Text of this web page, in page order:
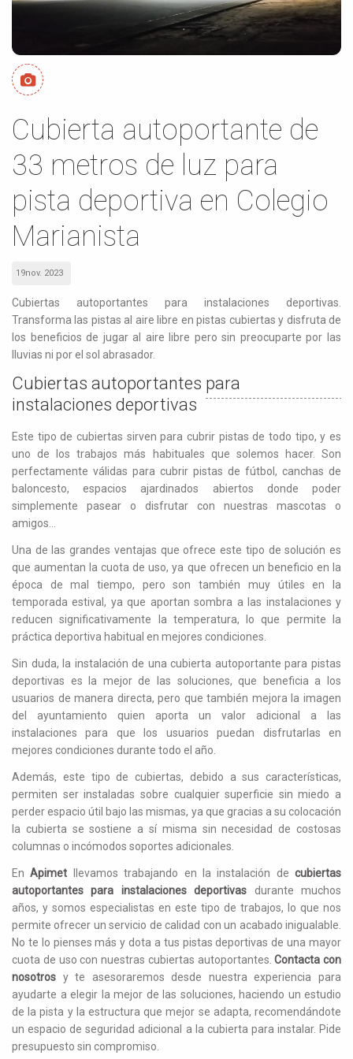
Cubierta autoportante de
33 metros de luz para
pista deportiva en Colegio
Marianista
19nov. 2023
Cubiertas autoportantes para instalaciones deportivas.
Transforma las pistas al aire libre en pistas cubiertas y disfruta de
los beneficios de jugar al aire libre pero sin preocuparte por las
lluvias ni por el sol abrasador.
Cubiertas autoportantes para
instalaciones deportivas
Este tipo de cubiertas sirven para cubrir pistas de todo tipo, y es
uno de los trabajos más habituales que solemos hacer. Son
perfectamente válidas para cubrir pistas de fútbol, canchas de
baloncesto, espacios ajardinados abiertos donde poder
simplemente pasear o disfrutar con nuestras mascotas o
amigos…
Una de las grandes ventajas que ofrece este tipo de solución es
que aumentan la cuota de uso, ya que ofrecen un beneficio en la
época de mal tiempo, pero son también muy útiles en la
temporada estival, ya que aportan sombra a las instalaciones y
reducen significativamente la temperatura, lo que permite la
práctica deportiva habitual en mejores condiciones.
Sin duda, la instalación de una cubierta autoportante para pistas
deportivas es la mejor de las soluciones, que beneficia a los
usuarios de manera directa, pero que también mejora la imagen
del ayuntamiento quien aporta un valor adicional a las
instalaciones para que los usuarios puedan disfrutarlas en
mejores condiciones durante todo el año.
Además, este tipo de cubiertas, debido a sus características,
permiten ser instaladas sobre cualquier superficie sin miedo a
perder espacio útil bajo las mismas, ya que gracias a su colocación
la cubierta se sostiene a sí misma sin necesidad de costosas
columnas o incómodos soportes adicionales.
EnApimet llevamos trabajando en la instalación de cubiertas
autoportantes para instalaciones deportivas durante muchos
años, y somos especialistas en este tipo de trabajos, lo que nos
permite ofrecer un servicio de calidad con un acabado inigualable.
No te lo pienses más y dota a tus pistas deportivas de una mayor
cuota de uso con nuestras cubiertas autoportantes.Contacta con
nosotros y te asesoraremos desde nuestra experiencia para
ayudarte a elegir la mejor de las soluciones, haciendo un estudio
de la pista y la estructura que mejor se adapta, recomendándote
un espacio de seguridad adicional a la cubierta para instalar. Pide
presupuesto sin compromiso.